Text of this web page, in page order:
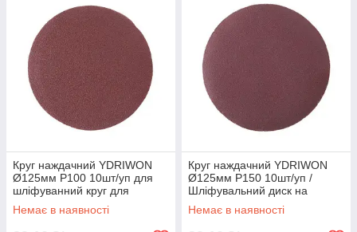
Круг наждачний YDRIWON
Ø125мм P100 10шт/уп для
шліфуванний круг для
дерева, металу, пластику
Немає в наявності
Круг наждачний YDRIWON
Ø125мм P150 10шт/уп /
Шліфувальний диск на
липучці для дерева, металу
та ЛФМ
Немає в наявності